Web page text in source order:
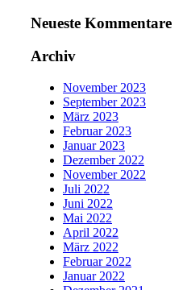
Neueste Kommentare
Archiv
November 2023
September 2023
März 2023
Februar 2023
Januar 2023
Dezember 2022
November 2022
Juli 2022
Juni 2022
Mai 2022
April 2022
März 2022
Februar 2022
Januar 2022